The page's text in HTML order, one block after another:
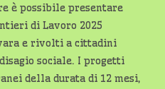
è possibile presentare
di Lavoro 2025
e rivolti a cittadini
sociale. I progetti
della durata di 12 mesi,